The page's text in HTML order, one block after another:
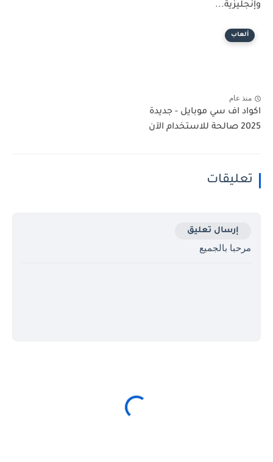
وإنجليزية...
ألعاب
منذ عام
اكواد اف سي موبايل - جديدة
2025 صالحة للاستخدام الآن
تعليقات
إرسال تعليق
مرحبا بالجميع